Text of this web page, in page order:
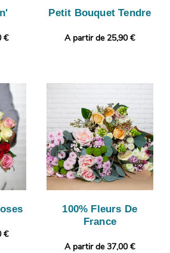
€
Petit Bouquet Tendre
A partir de 25,90 €
€
100% Fleurs De
France
A partir de 37,00 €